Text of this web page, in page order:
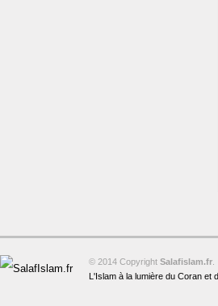
© 2014 Copyright Salafislam.fr
L'Islam à la lumière du Coran et